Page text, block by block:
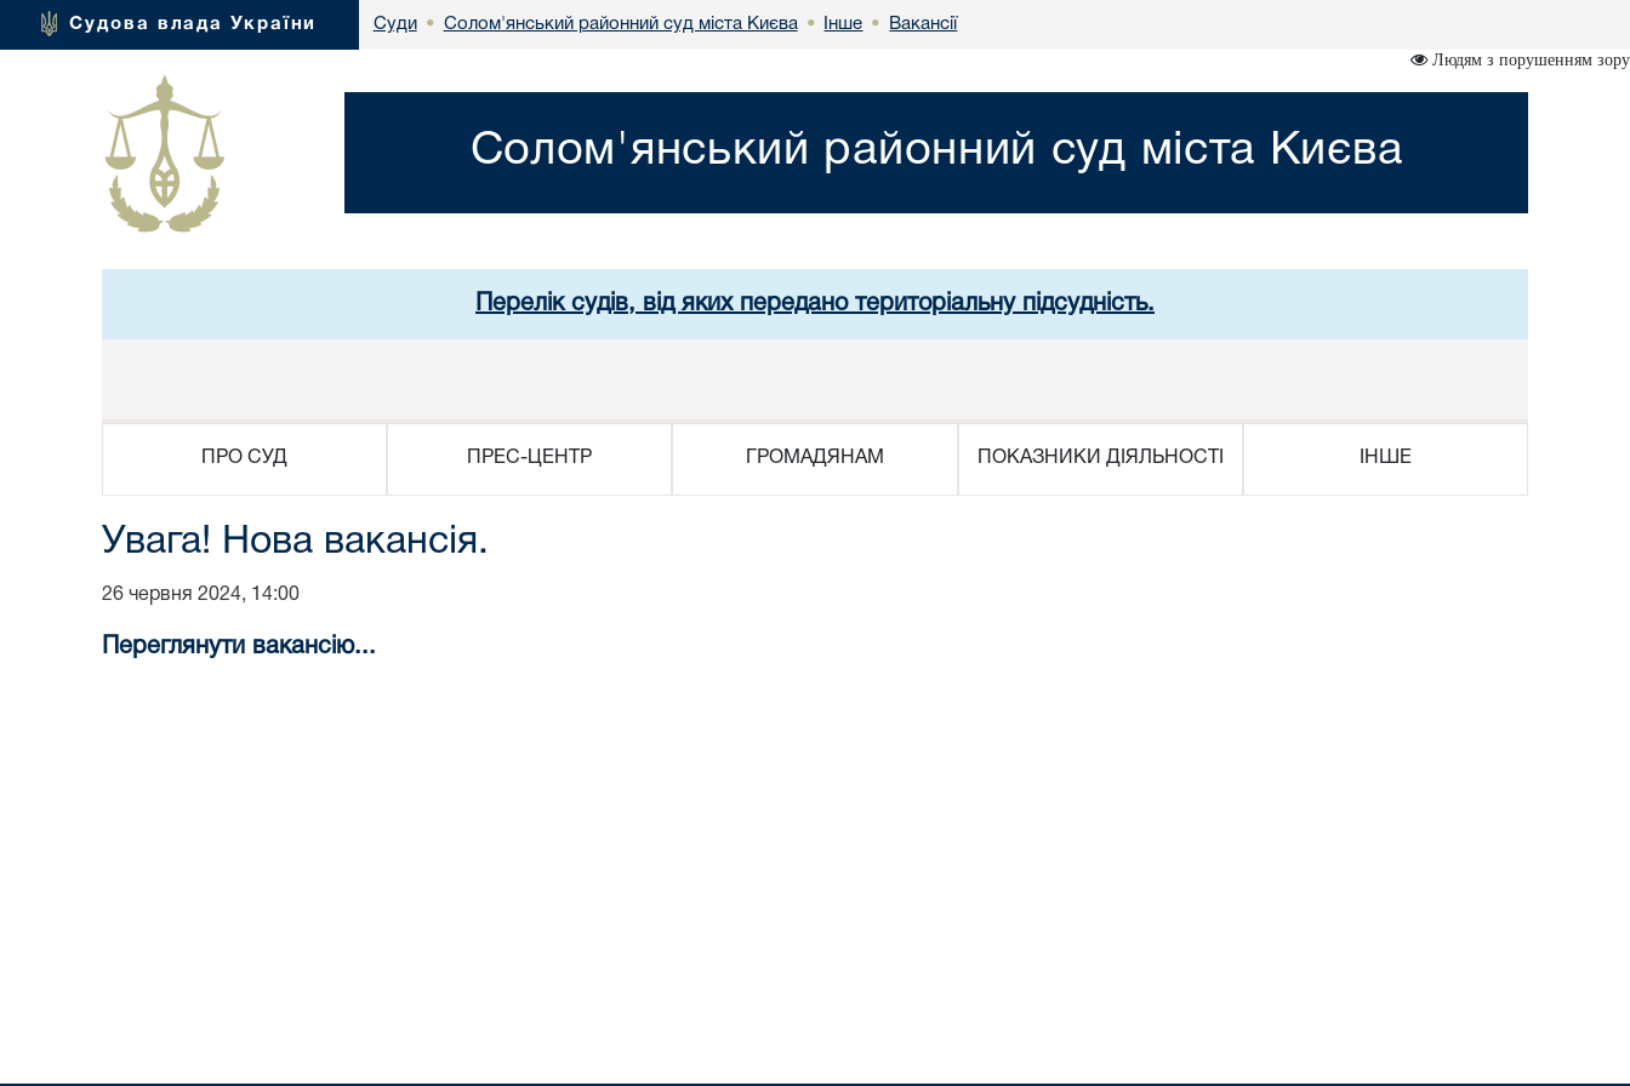
Судова влада України Суди • Солом'янський районний суд міста Києва • Інше • Вакансії
Людям з порушенням зору
Солом'янський районний суд міста Києва
Перелік судів, від яких передано територіальну підсудність.
ПРО СУД ПРЕС-ЦЕНТР ГРОМАДЯНАМ ПОКАЗНИКИ ДІЯЛЬНОСТІ ІНШЕ
Увага! Нова вакансія.
26 червня 2024, 14:00
Переглянути вакансію...